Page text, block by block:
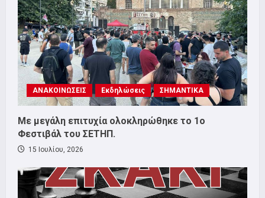
ΑΝΑΚΟΙΝΩΣΕΙΣ Εκδηλώσεις ΣΗΜΑΝΤΙΚΑ
Με μεγάλη επιτυχία ολοκληρώθηκε το 1ο
Φεστιβάλ του ΣΕΤΗΠ.
15 Ιουλίου, 2026